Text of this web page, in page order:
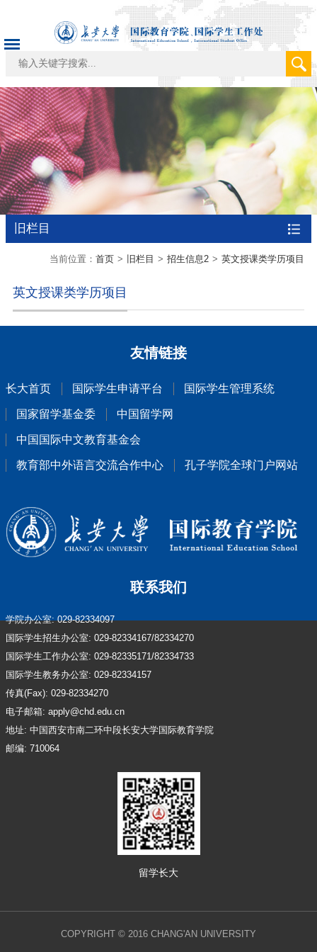
旧栏目
当前位置： 首页 > 旧栏目 > 招生信息2 > 英文授课类学历项目
英文授课类学历项目
友情链接
长大首页 国际学生申请平台 国际学生管理系统
国家留学基金委 中国留学网
中国国际中文教育基金会
教育部中外语言交流合作中心 孔子学院全球门户网站
联系我们
学院办公室: 029-82334097
国际学生招生办公室: 029-82334167/82334270
国际学生工作办公室: 029-82335171/82334733
国际学生教务办公室: 029-82334157
传真(Fax): 029-82334270
电子邮箱: apply@chd.edu.cn
地址: 中国西安市南二环中段长安大学国际教育学院
邮编: 710064
留学长大
COPYRIGHT © 2016 CHANG'AN UNIVERSITY